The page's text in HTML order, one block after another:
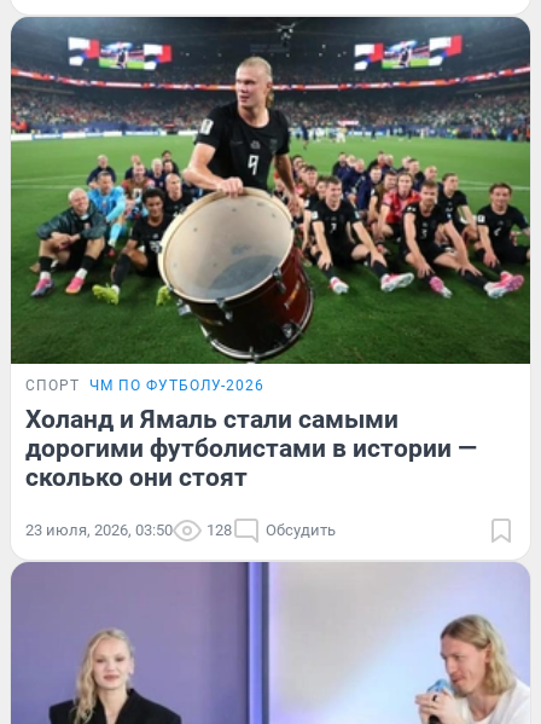
СПОРТ ЧМ ПО ФУТБОЛУ-2026
Холанд и Ямаль стали самыми
дорогими футболистами в истории —
сколько они стоят
23 июля, 2026, 03:50 128 Обсудить